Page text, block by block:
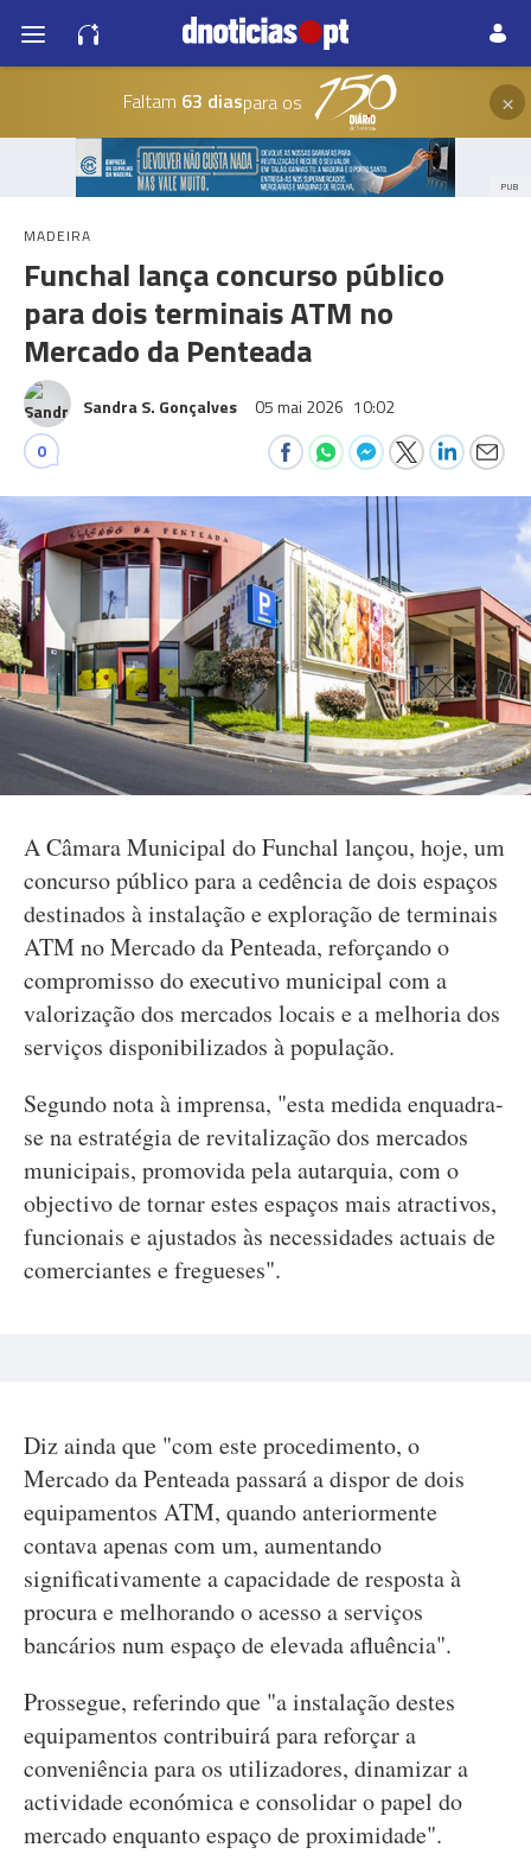
Faltam 63 diaspara os ×
PUB
MADEIRA
Funchal lança concurso público
para dois terminais ATM no
Mercado da Penteada
Sandra S. Gonçalves 05 mai 2026 10:02
0
A Câmara Municipal do Funchal lançou, hoje, um
concurso público para a cedência de dois espaços
destinados à instalação e exploração de terminais
ATM no Mercado da Penteada, reforçando o
compromisso do executivo municipal com a
valorização dos mercados locais e a melhoria dos
serviços disponibilizados à população.
Segundo nota à imprensa, "esta medida enquadra-
se na estratégia de revitalização dos mercados
municipais, promovida pela autarquia, com o
objectivo de tornar estes espaços mais atractivos,
funcionais e ajustados às necessidades actuais de
comerciantes e fregueses".
Diz ainda que "com este procedimento, o
Mercado da Penteada passará a dispor de dois
equipamentos ATM, quando anteriormente
contava apenas com um, aumentando
significativamente a capacidade de resposta à
procura e melhorando o acesso a serviços
bancários num espaço de elevada afluência".
Prossegue, referindo que "a instalação destes
equipamentos contribuirá para reforçar a
conveniência para os utilizadores, dinamizar a
actividade económica e consolidar o papel do
mercado enquanto espaço de proximidade".